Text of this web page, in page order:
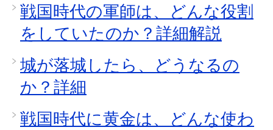
戦国時代の軍師は、どんな役割
をしていたのか？詳細解説
城が落城したら、どうなるの
か？詳細
戦国時代に黄金は、どんな使わ